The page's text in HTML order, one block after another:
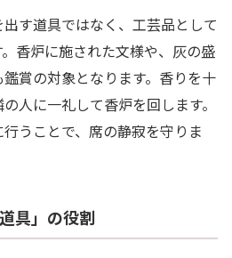
す道具ではなく、工芸品として
香炉に施された文様や、灰の盛
賞の対象となります。香りを十
人に一礼して香炉を回します。
うことで、席の静寂を守りま
具」の役割